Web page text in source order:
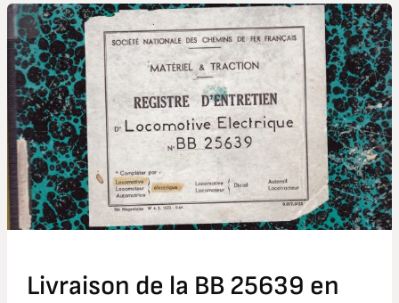
Livraison de la BB 25639 en
Livraison
de
la
BB
25639
en
1975